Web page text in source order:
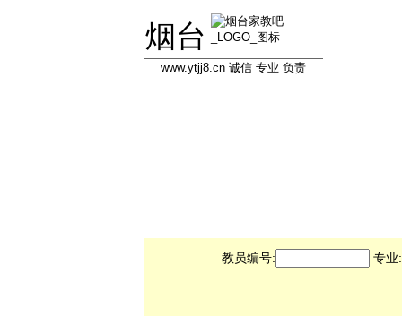
烟台
www.ytjj8.cn 诚信 专业 负责
教员编号: 专